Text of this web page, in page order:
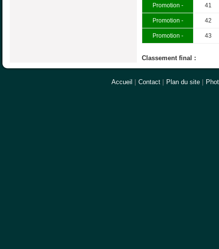
Promotion - 41
Promotion - 42
Promotion - 43
Classement final :
Accueil | Contact | Plan du site |